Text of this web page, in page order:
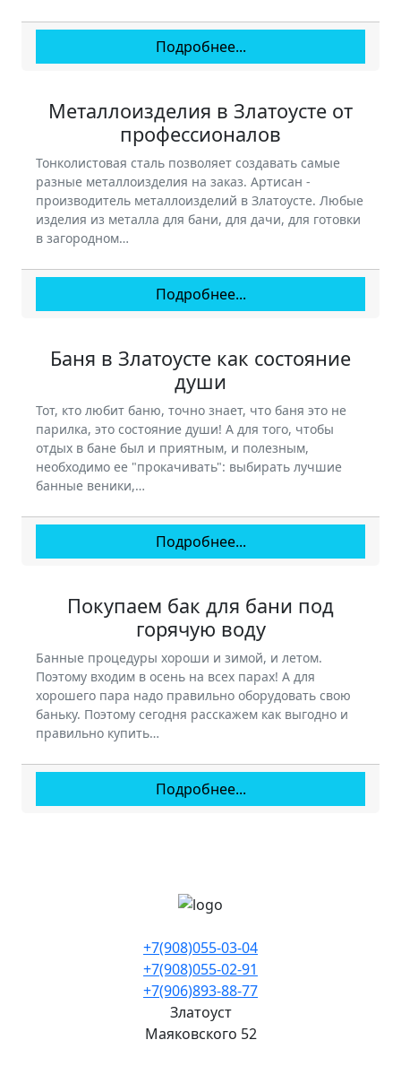
Подробнее...
Металлоизделия в Златоусте от
профессионалов
Тонколистовая сталь позволяет создавать самые
разные металлоизделия на заказ. Артисан -
производитель металлоизделий в Златоусте. Любые
изделия из металла для бани, для дачи, для готовки
в загородном…
Подробнее...
Баня в Златоусте как состояние
души
Тот, кто любит баню, точно знает, что баня это не
парилка, это состояние души! А для того, чтобы
отдых в бане был и приятным, и полезным,
необходимо ее "прокачивать": выбирать лучшие
банные веники,…
Подробнее...
Покупаем бак для бани под
горячую воду
Банные процедуры хороши и зимой, и летом.
Поэтому входим в осень на всех парах! А для
хорошего пара надо правильно оборудовать свою
баньку. Поэтому сегодня расскажем как выгодно и
правильно купить…
Подробнее...
+7(908)055-03-04
+7(908)055-02-91
+7(906)893-88-77
Златоуст
Маяковского 52